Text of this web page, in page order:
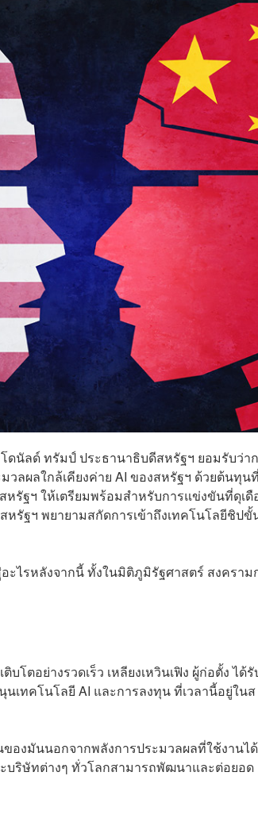
ดนัลด์ ทรัมป์ ประธานาธิบดีสหรัฐฯ ยอมรับว่า
ลผลใกล้เคียงค่าย AI ของสหรัฐฯ ด้วยต้นทุน
รัฐฯ ให้เตรียมพร้อมสำหรับการแข่งขันที่ดุเดื
ฐฯ พยายามสกัดการเข้าถึงเทคโนโลยีชิปขั้
ไรหลังจากนี้ ทั้งในมิติภูมิรัฐศาสตร์ สงคราม
โตอย่างรวดเร็ว เหลียงเหวินเฟิง ผู้ก่อตั้ง ได้รั
เทคโนโลยี AI และการลงทุน ที่เวลานี้อยู่ในส
ของมันนอกจากพลังการประมวลผลที่ใช้งานไ
บริษัทต่างๆ ทั่วโลกสามารถพัฒนาและต่อยอด